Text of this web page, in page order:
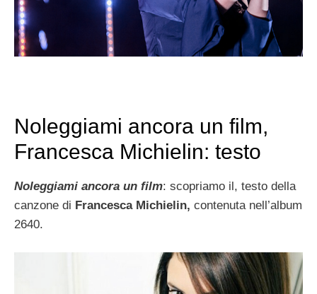
Noleggiami ancora un film,
Francesca Michielin: testo
Noleggiami ancora un film: scopriamo il, testo della
canzone di Francesca Michielin, contenuta nell’album
2640.